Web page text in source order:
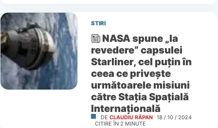
STIRI
NASA spune „la
revedere” capsulei
Starliner, cel puțin în
ceea ce privește
următoarele misiuni
către Stația Spațială
Internațională
DE CLAUDIU RÂPAN 18 / 10 / 2024
CITIRE ÎN 2 MINUTE